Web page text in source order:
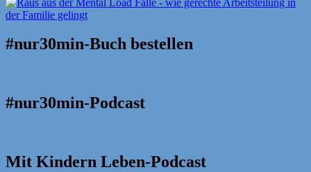
#nur30min-Buch bestellen
#nur30min-Podcast
Mit Kindern Leben-Podcast